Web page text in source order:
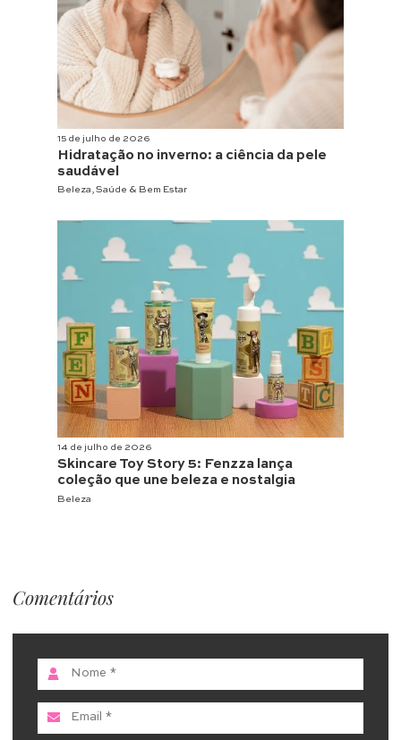
15 de julho de 2026
Hidratação no inverno: a ciência da pele
saudável
Beleza , Saúde & Bem Estar
14 de julho de 2026
Skincare Toy Story 5: Fenzza lança
coleção que une beleza e nostalgia
Beleza
Comentários